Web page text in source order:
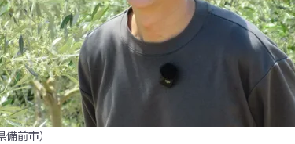
前市）